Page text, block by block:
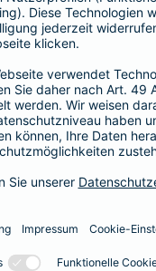
Vorteile der
Barmenia-HYP